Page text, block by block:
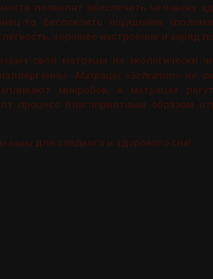
позволят обеспечить человеку
то беспокоить ощущения
легкость, хорошее настроение и заряд
свои матрацы из экологически
Матрацы «Schramm» не
микробов, в матрацах
процесс благоприятным образом
для сладкого и здорового сна!